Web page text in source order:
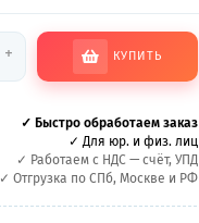
+ КУПИТЬ
✓ Быстро обработаем заказ
✓ Для юр. и физ. лиц
✓ Работаем с НДС — счёт, УПД
✓ Отгрузка по СПб, Москве и РФ